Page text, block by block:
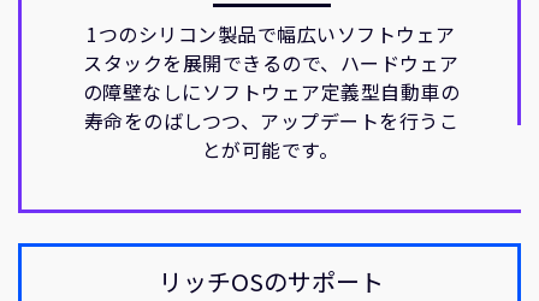
1つのシリコン製品で幅広いソフトウェア
スタックを展開できるので、ハードウェア
の障壁なしにソフトウェア定義型自動車の
寿命をのばしつつ、アップデートを行うこ
とが可能です。
リッチOSのサポート